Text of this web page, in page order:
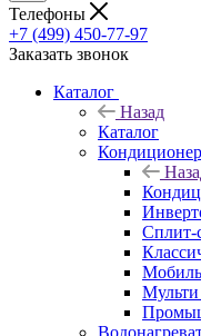
Телефоны
+7 (499) 450-77-97
Заказать звонок
Каталог
Назад
Каталог
Сплит-